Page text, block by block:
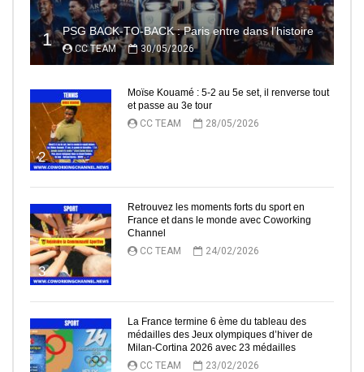
1 PSG BACK-TO-BACK : Paris entre dans l’histoire
CC TEAM 30/05/2026
2
Moïse Kouamé : 5-2 au 5e set, il renverse tout
et passe au 3e tour
CC TEAM
28/05/2026
3
Retrouvez les moments forts du sport en
France et dans le monde avec Coworking
Channel
CC TEAM
24/02/2026
La France termine 6 ème du tableau des
médailles des Jeux olympiques d’hiver de
Milan-Cortina 2026 avec 23 médailles
CC TEAM
23/02/2026